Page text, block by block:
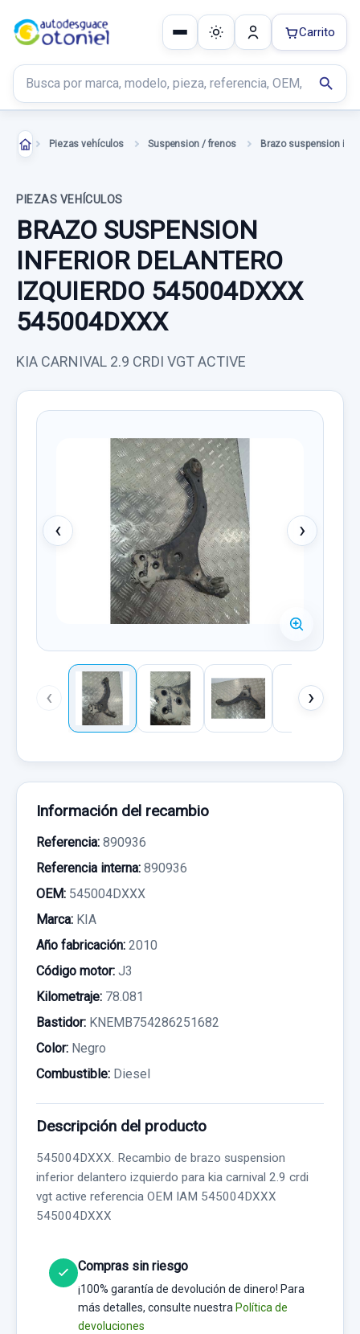
Buscar productos
search
Carrito
Piezas vehículos Suspension / frenos
PIEZAS VEHÍCULOS
BRAZO SUSPENSION
INFERIOR DELANTERO
IZQUIERDO 545004DXXX
545004DXXX
KIA CARNIVAL 2.9 CRDI VGT ACTIVE
‹ ›
‹ ›
Información del recambio
Referencia: 890936
Referencia interna: 890936
OEM: 545004DXXX
Marca: KIA
Año fabricación: 2010
Código motor: J3
Kilometraje: 78.081
Bastidor: KNEMB754286251682
Color: Negro
Combustible: Diesel
Descripción del producto
545004DXXX. Recambio de brazo suspension
inferior delantero izquierdo para kia carnival 2.9 crdi
vgt active referencia OEM IAM 545004DXXX
545004DXXX
Compras sin riesgo
¡100% garantía de devolución de dinero! Para
más detalles, consulte nuestra Política de
devoluciones